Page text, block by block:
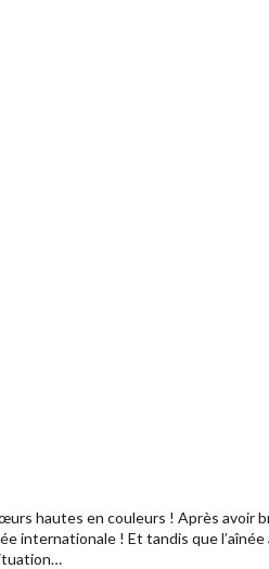
hautes en couleurs ! Après avoir
internationale ! Et tandis que